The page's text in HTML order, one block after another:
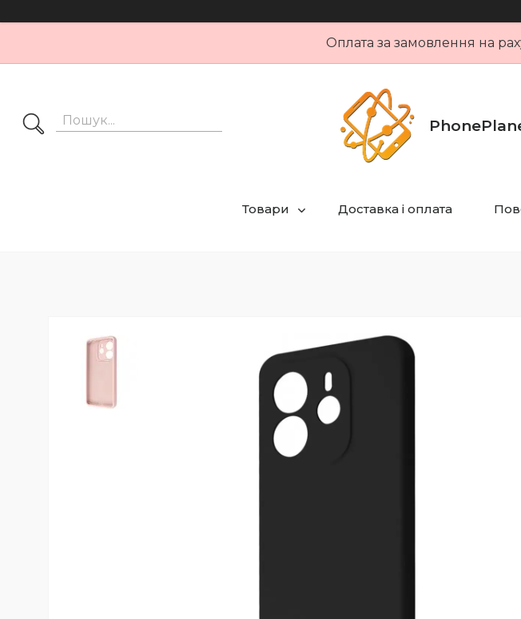
Оплата за замовлення на
Товари Доставка і оплата